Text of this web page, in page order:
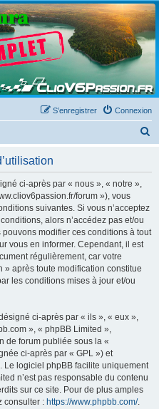
Connexion
S’enregistrer
c
ci-après par « nous », « notre »,
forum »), vous
suivantes. Si vous n’acceptez
alors n’accédez pas et/ou
modifier ces conditions à tout
vous en informer. Cependant, il est
régulièrement, car votre
après toute modification constitue
les conditions mises à jour et/ou
ci-après par « ils », « eux »,
», « phpBB Limited »,
de forum publiée sous la «
ci-après par « GPL ») et
. Le logiciel phpBB facilite uniquement
n’est pas responsable du contenu
sur ce site. Pour de plus amples
consulter : https://www.phpbb.com/.